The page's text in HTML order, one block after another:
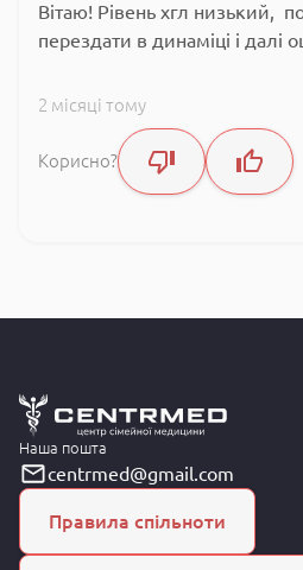
Вітаю! Рівень хгл низький,
перездати в динаміці і далі
2 місяці тому
Корисно?
Наша пошта
centrmed@gmail.com
Правила спільноти